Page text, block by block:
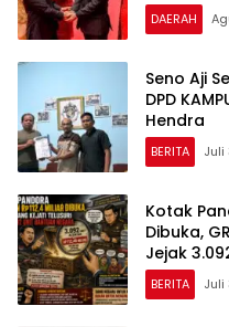
DAERAH
Seno Aji
DPD
Hendra
BERITA Juli
Kotak
Dibuka,
Jejak
BERITA Juli